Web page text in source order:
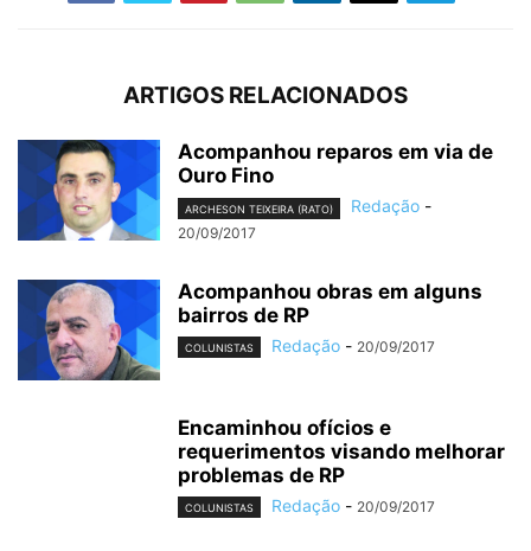
ARTIGOS RELACIONADOS
Acompanhou reparos em via de
Ouro Fino
ARCHESON TEIXEIRA (RATO) Redação -
20/09/2017
Acompanhou obras em alguns
bairros de RP
COLUNISTAS Redação - 20/09/2017
Encaminhou ofícios e
requerimentos visando melhorar
problemas de RP
COLUNISTAS Redação - 20/09/2017